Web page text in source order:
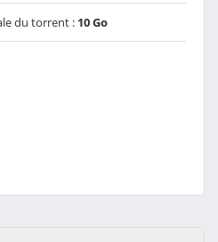
du torrent : 10 Go